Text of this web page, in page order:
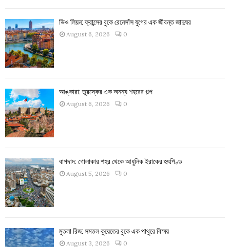
ভিও লিয়ন: ফ্রান্সের বুকে রেনেসাঁস যুগের এক জীবন্ত জাদুঘর
August 6, 2026 0
আঙ্কারা: তুরস্কের এক অনন্য শহরের গল্প
August 6, 2026 0
বাগদাদ: গোলাকার শহর থেকে আধুনিক ইরাকের হৃৎপিণ্ড
August 5, 2026 0
মুতলা রিজ: সমতল কুয়েতের বুকে এক পাথুরে বিস্ময়
August 3, 2026 0